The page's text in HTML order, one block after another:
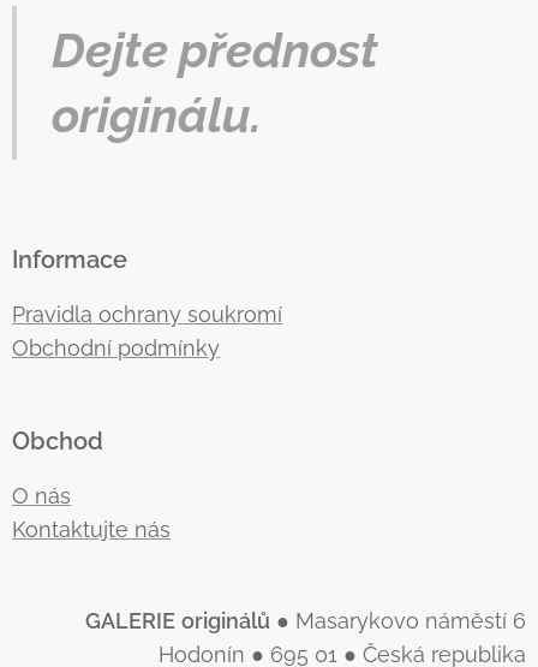
Dejte přednost
originálu.
Informace
Pravidla ochrany soukromí
Obchodní podmínky
Obchod
O nás
Kontaktujte nás
GALERIE originálů ● Masarykovo náměstí 6
Hodonín ● 695 01 ● Česká republika